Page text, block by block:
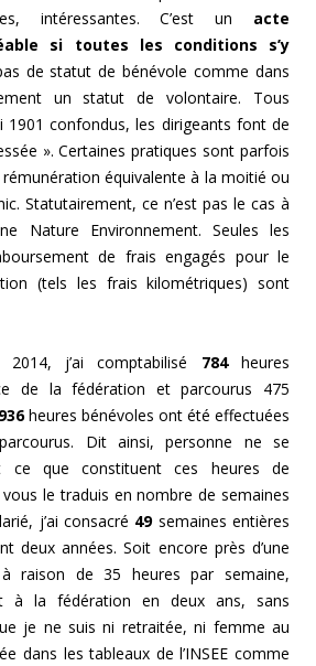
intéressantes. C’est un acte
si toutes les conditions s’y
de statut de bénévole comme dans
un statut de volontaire. Tous
1901 confondus, les dirigeants font de
». Certaines pratiques sont parfois
équivalente à la moitié ou
Statutairement, ce n’est pas le cas à
Nature Environnement. Seules les
de frais engagés pour le
(tels les frais kilométriques) sont
j’ai comptabilisé 784heures
de la fédération et parcourus 475
936heures bénévoles ont été effectuées
Dit ainsi, personne ne se
ce que constituent ces heures de
le traduis en nombre de semaines
j’ai consacré 49semaines entières
deux années. Soit encore près d’une
raison de 35 heures par semaine,
à la fédération en deux ans, sans
je ne suis ni retraitée, ni femme au
dans les tableaux de l’INSEE comme